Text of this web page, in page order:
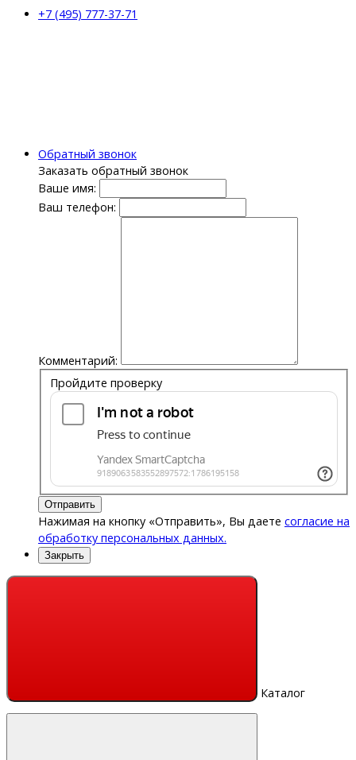
+7 (495) 777-37-71
Обратный звонок
Заказать обратный звонок
Ваше имя:
Ваш телефон:
Комментарий:
Пройдите проверку
Отправить
Нажимая на кнопку «Отправить», Вы даете согласие на
обработку персональных данных.
Закрыть
Каталог